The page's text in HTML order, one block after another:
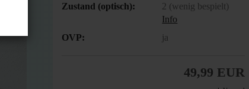
Zustand (optisch):
2 (wenig bespielt)
Info
OVP:
ja
49,99 EUR